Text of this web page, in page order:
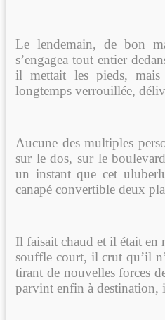
Le lendemain, de bon
s’engagea tout entier
il mettait les pieds,
longtemps verrouillée,
Aucune des multiples
sur le dos, sur le
un instant que cet
canapé convertible deux
Il faisait chaud et il était en
souffle court, il crut qu’il
tirant de nouvelles forces
parvint enfin à destination,